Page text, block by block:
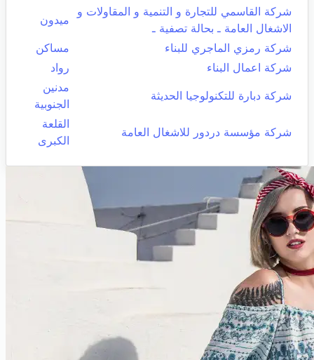
شركة القاسمي للتجارة و التنمية و المقاولات و
الاشغال العامة ـ بحالة تصفية ـ
ميدون
شركة رمزي الماجري للبناء
مساكن
شركة اعمال البناء
رواد
شركة دبارة للتكنولوجيا الحديثة
مدنين
الجنوبية
شركة مؤسسة دردور للاشغال العامة
القلعة
الكبرى